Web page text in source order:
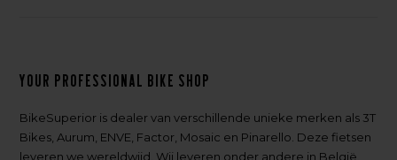
Your professional bike shop
BikeSuperior is dealer van verschillende unieke merken als 3T
Bikes, Aurum, ENVE, Factor, Mosaic en Pinarello. Deze fietsen
leveren we wereldwijd. Wij leveren onder andere in België,